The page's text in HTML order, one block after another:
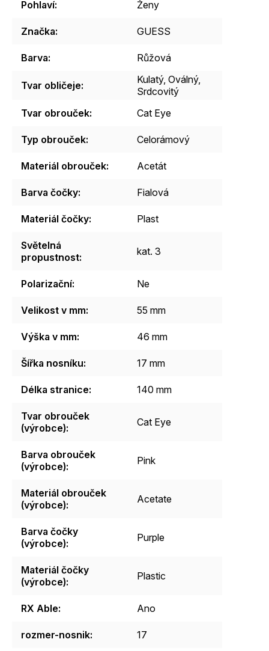
Pohlaví: Ženy
Značka: GUESS
Barva: Růžová
Tvar obličeje: Kulatý, Oválný,
Srdcovitý
Tvar obrouček: Cat Eye
Typ obrouček: Celorámový
Materiál obrouček: Acetát
Barva čočky: Fialová
Materiál čočky: Plast
Světelná
propustnost: kat. 3
Polarizační: Ne
Velikost v mm: 55 mm
Výška v mm: 46 mm
Šířka nosníku: 17 mm
Délka stranice: 140 mm
Tvar obrouček
(výrobce): Cat Eye
Barva obrouček
(výrobce): Pink
Materiál obrouček
(výrobce): Acetate
Barva čočky
(výrobce): Purple
Materiál čočky
(výrobce): Plastic
RX Able: Ano
rozmer-nosnik: 17